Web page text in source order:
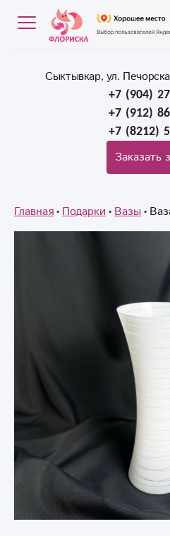
Сыктывкар, ул.
+7 (904)
+7 (912)
+7 (8212)
Заказать
Главная Подарки Вазы